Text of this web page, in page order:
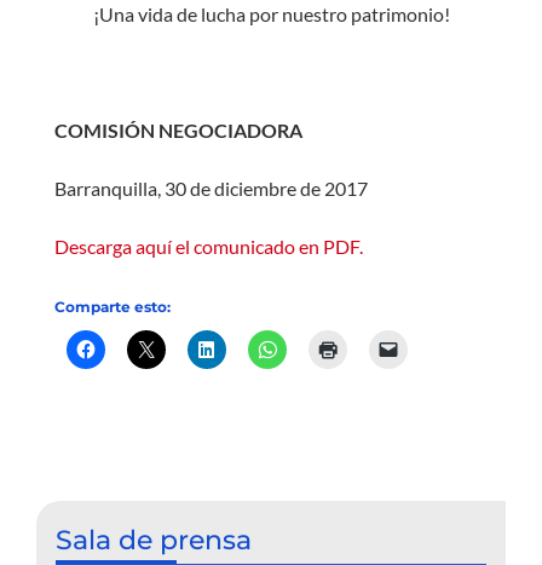
¡Una vida de lucha por nuestro patrimonio!
COMISIÓN NEGOCIADORA
Barranquilla, 30 de diciembre de 2017
Descarga aquí el comunicado en PDF.
Comparte esto:
Sala de prensa